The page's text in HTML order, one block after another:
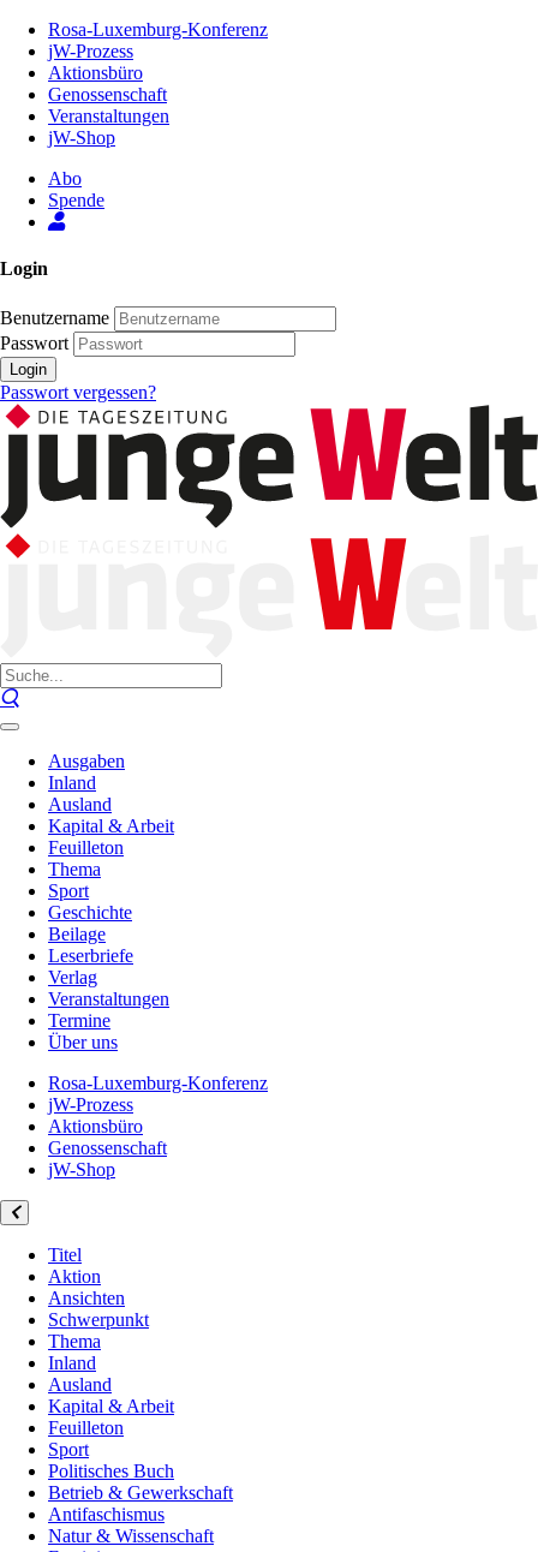
Inhalt
Seite
Rosa-Luxemburg-Konferenz
jW-Prozess
Aktionsbüro
Genossenschaft
Veranstaltungen
jW-Shop
Abo
Spende
Login
Benutzername
Passwort
Login
Passwort vergessen?
Ausgaben
Inland
Ausland
Kapital & Arbeit
Feuilleton
Thema
Sport
Geschichte
Beilage
Leserbriefe
Verlag
Veranstaltungen
Termine
Über uns
Rosa-Luxemburg-Konferenz
jW-Prozess
Aktionsbüro
Genossenschaft
jW-Shop
Titel
Aktion
Ansichten
Schwerpunkt
Thema
Inland
Ausland
Kapital & Arbeit
Feuilleton
Sport
Politisches Buch
Betrieb & Gewerkschaft
Antifaschismus
Natur & Wissenschaft